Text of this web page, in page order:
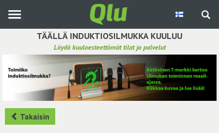
pääsisältöön
TÄÄLLÄ INDUKTIOSILMUKKA KUULUU
Löydä kuuloesteettömät tilat ja palvelut
Etsi induktiosilmukka
Tee ehdotus ja vaikuta kuulemiskokemukseen
Hae ehdotuksia
Käyttöohje
Takaisin